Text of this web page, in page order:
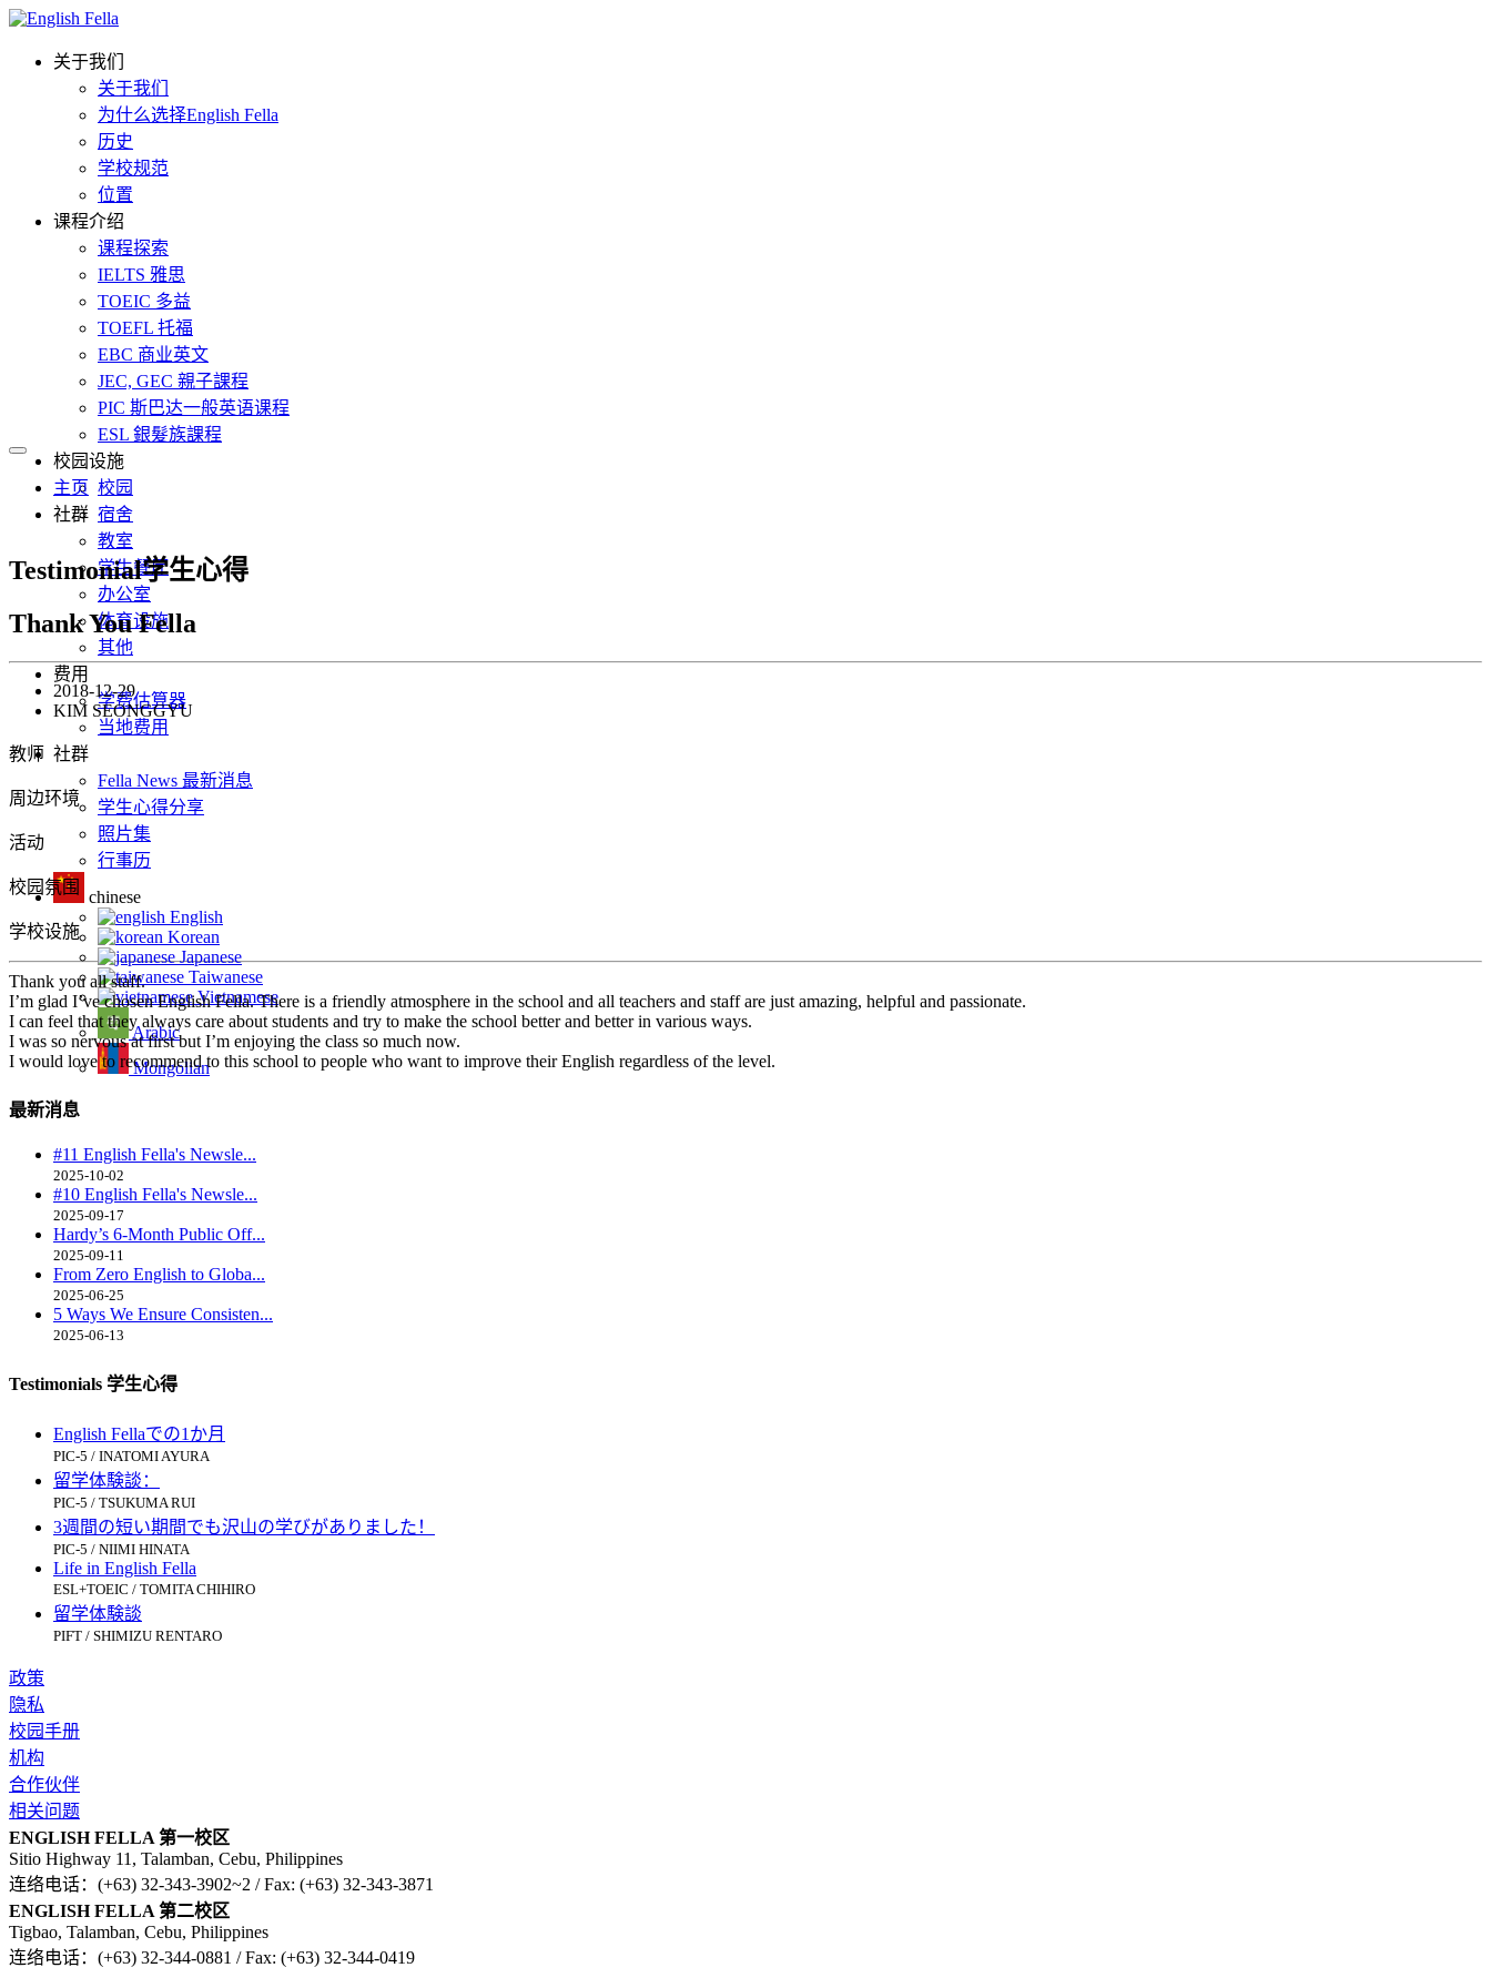
关于我们
关于我们
为什么选择English Fella
历史
学校规范
位置
课程介绍
课程探索
IELTS 雅思
TOEIC 多益
TOEFL 托福
EBC 商业英文
JEC, GEC 親子課程
PIC 斯巴达一般英语课程
ESL 銀髮族課程
校园设施
校园
宿舍
教室
学生餐厅
办公室
体育设施
其他
费用
学费估算器
当地费用
社群
Fella News 最新消息
学生心得分享
照片集
行事历
chinese
English
Korean
Japanese
Taiwanese
Vietnamese
Arabic
Mongolian
主页
社群
Testimonial学生心得
Thank You Fella
2018-12-29
KIM SEONGGYU
教师
周边环境
活动
校园氛围
学校设施
Thank you all staff.
I’m glad I’ve chosen English Fella. There is a friendly atmosphere in the school and all teachers and staff are just amazing, helpful and passionate.
I can feel that they always care about students and try to make the school better and better in various ways.
I was so nervous at first but I’m enjoying the class so much now.
I would love to recommend to this school to people who want to improve their English regardless of the level.
最新消息
#11 English Fella's Newsle...
2025-10-02
#10 English Fella's Newsle...
2025-09-17
Hardy’s 6-Month Public Off...
2025-09-11
From Zero English to Globa...
2025-06-25
5 Ways We Ensure Consisten...
2025-06-13
Testimonials 学生心得
English Fellaでの1か月
PIC-5 / INATOMI AYURA
留学体験談：
PIC-5 / TSUKUMA RUI
3週間の短い期間でも沢山の学びがありました！
PIC-5 / NIIMI HINATA
Life in English Fella
ESL+TOEIC / TOMITA CHIHIRO
留学体験談
PIFT / SHIMIZU RENTARO
政策
隐私
校园手册
机构
合作伙伴
相关问题
ENGLISH FELLA 第一校区
Sitio Highway 11, Talamban, Cebu, Philippines
连络电话：(+63) 32-343-3902~2 / Fax: (+63) 32-343-3871
ENGLISH FELLA 第二校区
Tigbao, Talamban, Cebu, Philippines
连络电话：(+63) 32-344-0881 / Fax: (+63) 32-344-0419